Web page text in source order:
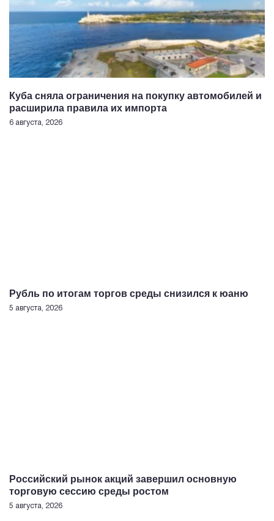
Куба сняла ограничения на покупку автомобилей и
расширила правила их импорта
6 августа, 2026
Рубль по итогам торгов среды снизился к юаню
5 августа, 2026
Российский рынок акций завершил основную
торговую сессию среды ростом
5 августа, 2026